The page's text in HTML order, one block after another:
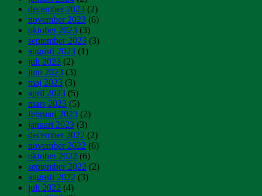
december 2023 (2)
november 2023 (6)
oktober 2023 (3)
september 2023 (3)
augusti 2023 (1)
juli 2023 (2)
juni 2023 (3)
maj 2023 (3)
april 2023 (5)
mars 2023 (5)
februari 2023 (2)
januari 2023 (3)
december 2022 (2)
november 2022 (6)
oktober 2022 (6)
september 2022 (2)
augusti 2022 (3)
juli 2022 (4)